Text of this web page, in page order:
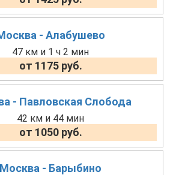
- Алабушево
47 км и 1 ч 2 мин
от 1175 руб.
- Павловская Слобода
42 км и 44 мин
от 1050 руб.
Москва - Барыбино